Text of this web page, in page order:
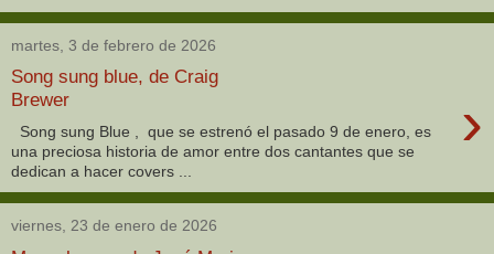
martes, 3 de febrero de 2026
Song sung blue, de Craig
Brewer
›
Song sung Blue , que se estrenó el pasado 9 de enero, es
una preciosa historia de amor entre dos cantantes que se
dedican a hacer covers ...
viernes, 23 de enero de 2026